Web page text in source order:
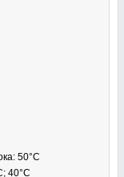
50°C
40°C